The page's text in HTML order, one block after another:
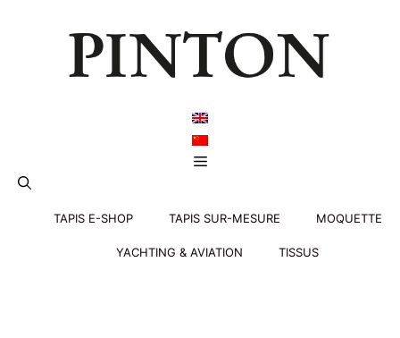
Menu
TAPIS E-SHOP TAPIS SUR-MESURE MOQUETTE
YACHTING & AVIATION TISSUS